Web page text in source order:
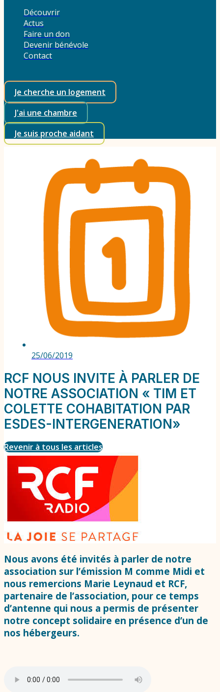
Découvrir
Actus
Faire un don
Devenir bénévole
Contact
Je cherche un logement
J'ai une chambre
Je suis proche aidant
25/06/2019
RCF NOUS INVITE À PARLER DE
NOTRE ASSOCIATION « TIM ET
COLETTE COHABITATION PAR
ESDES-INTERGENERATION»
Revenir à tous les articles
Nous avons été invités à parler de notre
association sur l’émission M comme Midi et
nous remercions Marie Leynaud et RCF,
partenaire de l’association, pour ce temps
d’antenne qui nous a permis de présenter
notre concept solidaire en présence d’un de
nos hébergeurs.